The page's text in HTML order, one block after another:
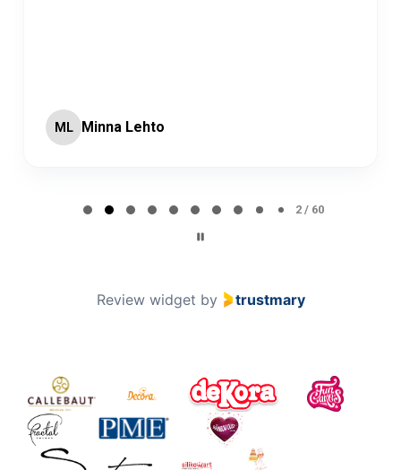
ML Minna Lehto
2 / 60
Review widget by trustmary